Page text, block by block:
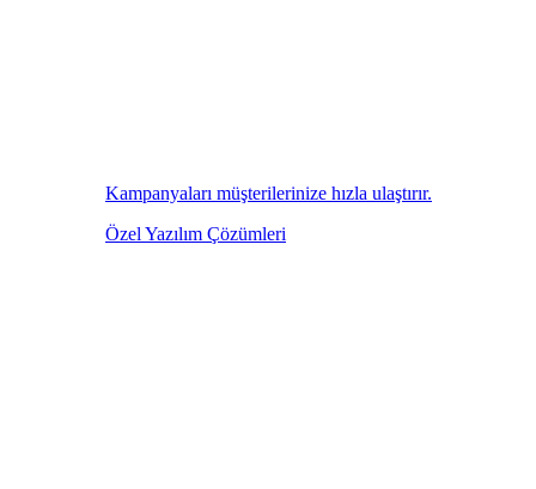
Kampanyaları müşterilerinize hızla ulaştırır.
Özel Yazılım Çözümleri